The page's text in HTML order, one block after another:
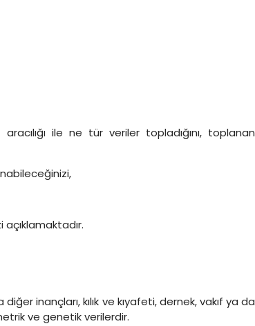
ile ne tür veriler topladığını, toplanan
inançları, kılık ve kıyafeti, dernek, vakıf ya da
ve genetik verilerdir.